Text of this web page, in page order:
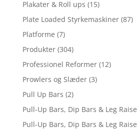
Plakater & Roll ups (15)
Plate Loaded Styrkemaskiner (87)
Platforme (7)
Produkter (304)
Professionel Reformer (12)
Prowlers og Slæder (3)
Pull Up Bars (2)
Pull-Up Bars, Dip Bars & Leg Raise
Pull-Up Bars, Dip Bars & Leg Raise